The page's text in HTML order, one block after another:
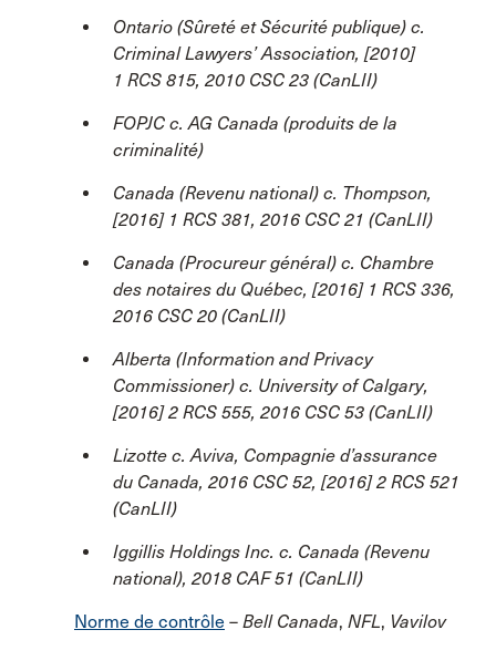
Ontario (Sûreté et Sécurité publique) c.
Criminal Lawyers’ Association, [2010]
1 RCS 815, 2010 CSC 23 (CanLII)
FOPJC c. AG Canada (produits de la
criminalité)
Canada (Revenu national) c. Thompson,
[2016] 1 RCS 381, 2016 CSC 21 (CanLII)
Canada (Procureur général) c. Chambre
des notaires du Québec, [2016] 1 RCS 336,
2016 CSC 20 (CanLII)
Alberta (Information and Privacy
Commissioner) c. University of Calgary,
[2016] 2 RCS 555, 2016 CSC 53 (CanLII)
Lizotte c. Aviva, Compagnie d’assurance
du Canada, 2016 CSC 52, [2016] 2 RCS 521
(CanLII)
Iggillis Holdings Inc. c. Canada (Revenu
national), 2018 CAF 51 (CanLII)
Norme de contrôle – Bell Canada, NFL, Vavilov